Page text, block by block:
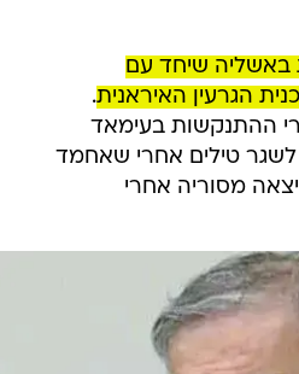
באשליה שיחד עם
הגרעין האיראנית.
ההתנקשות בעימאד
טילים אחרי שאחמד
מסוריה אחרי